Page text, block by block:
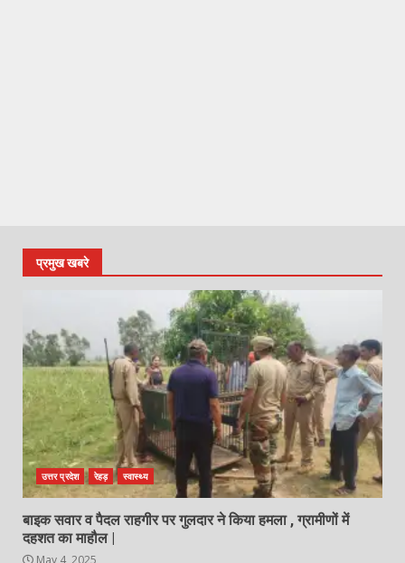
प्रमुख खबरे
उत्तर प्रदेश रेहड़ स्वास्थ्य
बाइक सवार व पैदल राहगीर पर गुलदार ने किया हमला , ग्रामीणों में
दहशत का माहौल |
May 4, 2025